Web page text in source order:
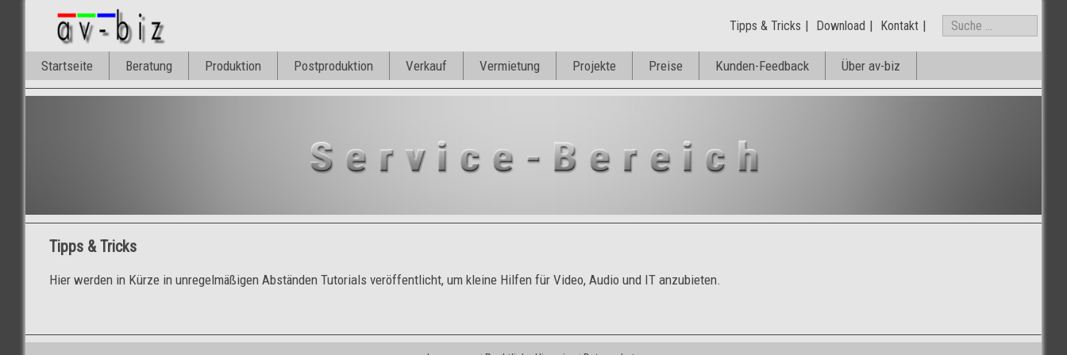
Tipps & Tricks Download Kontakt
Startseite Beratung Produktion Postproduktion Verkauf Vermietung Projekte Preise Kunden-Feedback Über av-biz
Tipps & Tricks
Hier werden in Kürze in unregelmäßigen Abständen Tutorials veröffentlicht, um kleine Hilfen für Video, Audio und IT anzubieten.